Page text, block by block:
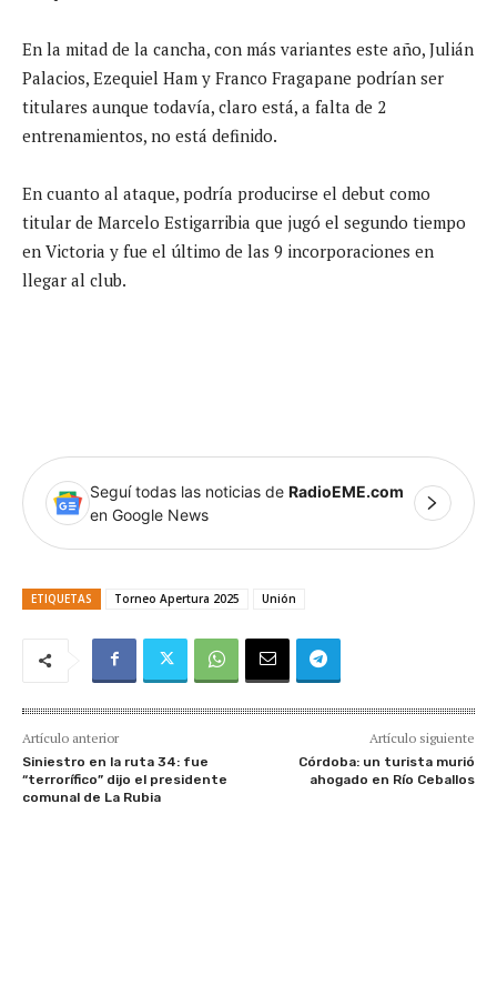
En la mitad de la cancha, con más variantes este año, Julián
Palacios, Ezequiel Ham y Franco Fragapane podrían ser
titulares aunque todavía, claro está, a falta de 2
entrenamientos, no está definido.
En cuanto al ataque, podría producirse el debut como
titular de Marcelo Estigarribia que jugó el segundo tiempo
en Victoria y fue el último de las 9 incorporaciones en
llegar al club.
Seguí todas las noticias de RadioEME.com
en Google News
ETIQUETAS Torneo Apertura 2025 Unión
Artículo anterior
Siniestro en la ruta 34: fue
“terrorífico” dijo el presidente
comunal de La Rubia
Artículo siguiente
Córdoba: un turista murió
ahogado en Río Ceballos